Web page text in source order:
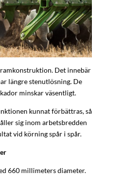
Det innebär
längre stenutlösning. De
minskar väsentligt.
kunnat förbättras, så
sig inom arbetsbredden
vid körning spår i spår.
660 millimeters diameter.